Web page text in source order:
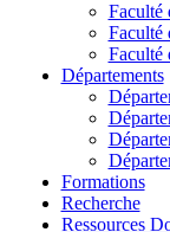
Faculté
Faculté
Faculté
Départements
Formations
Recherche
Ressources